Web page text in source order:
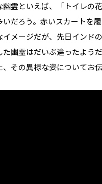
霊といえば、「トイレの
だろう。赤いスカートを
メージだが、先日インド
た幽霊はだいぶ違ったよう
その異様な姿についてお伝